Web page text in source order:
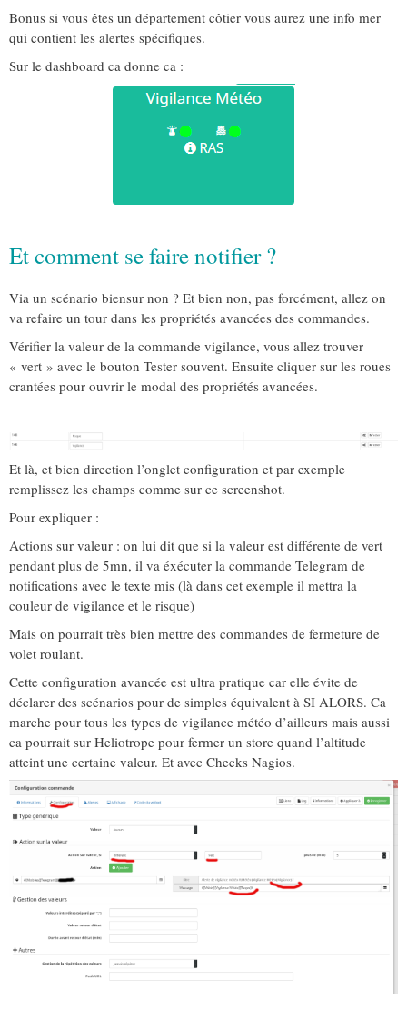
Bonus si vous êtes un département côtier vous aurez une info mer
qui contient les alertes spécifiques.
Sur le dashboard ca donne ca :
Et comment se faire notifier ?
Via un scénario biensur non ? Et bien non, pas forcément, allez on
va refaire un tour dans les propriétés avancées des commandes.
Vérifier la valeur de la commande vigilance, vous allez trouver
« vert » avec le bouton Tester souvent. Ensuite cliquer sur les roues
crantées pour ouvrir le modal des propriétés avancées.
Et là, et bien direction l’onglet configuration et par exemple
remplissez les champs comme sur ce screenshot.
Pour expliquer :
Actions sur valeur : on lui dit que si la valeur est différente de vert
pendant plus de 5mn, il va éxécuter la commande Telegram de
notifications avec le texte mis (là dans cet exemple il mettra la
couleur de vigilance et le risque)
Mais on pourrait très bien mettre des commandes de fermeture de
volet roulant.
Cette configuration avancée est ultra pratique car elle évite de
déclarer des scénarios pour de simples équivalent à SI ALORS. Ca
marche pour tous les types de vigilance météo d’ailleurs mais aussi
ca pourrait sur Heliotrope pour fermer un store quand l’altitude
atteint une certaine valeur. Et avec Checks Nagios.